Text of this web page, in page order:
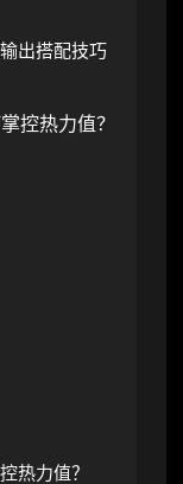
出搭配技巧
热力值？